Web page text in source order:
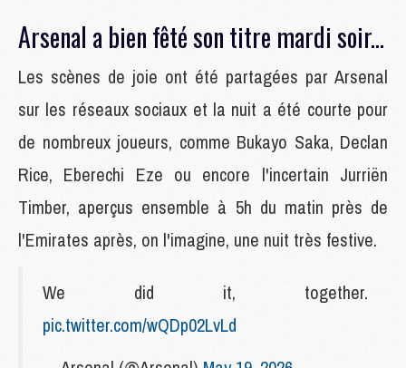
Arsenal a bien fêté son titre mardi soir...
Les scènes de joie ont été partagées par Arsenal
sur les réseaux sociaux et la nuit a été courte pour
de nombreux joueurs, comme Bukayo Saka, Declan
Rice, Eberechi Eze ou encore l'incertain Jurriën
Timber, aperçus ensemble à 5h du matin près de
l'Emirates après, on l'imagine, une nuit très festive.
We did it, together.
pic.twitter.com/wQDp02LvLd